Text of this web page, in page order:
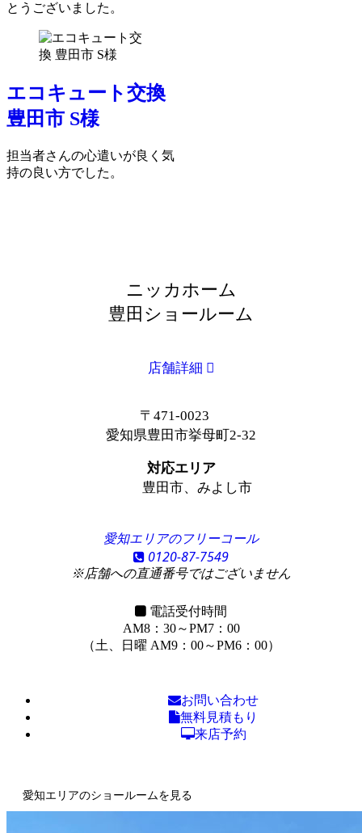
とうございました。
エコキュート交換
豊田市 S様
担当者さんの心遣いが良く気
持の良い方でした。
ニッカホーム
豊田ショールーム
店舗詳細
〒471-0023
愛知県豊田市挙母町2-32
対応エリア
豊田市、みよし市
愛知エリアのフリーコール
0120-87-7549
※店舗への直通番号ではございません
電話受付時間
AM8：30～PM7：00
（土、日曜 AM9：00～PM6：00）
お問い合わせ
無料見積もり
来店予約
愛知エリアのショールームを見る